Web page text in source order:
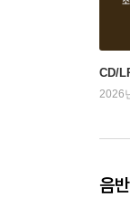
CD/
2026
음